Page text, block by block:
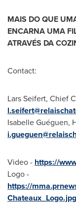
MAIS DO QUE
ENCARNA UMA
ATRAVÉS DA
Contact:
Lars Seifert, Chief
Isabelle Guéguen,
Video - https://
Logo -
https://
Chateaux_Logo.jpg